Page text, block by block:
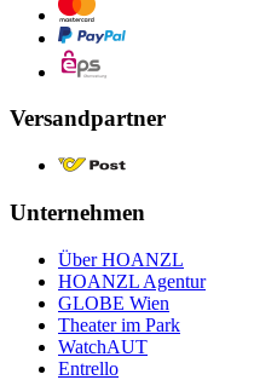
Versandpartner
Unternehmen
Über HOANZL
HOANZL Agentur
GLOBE Wien
Theater im Park
WatchAUT
Entrello